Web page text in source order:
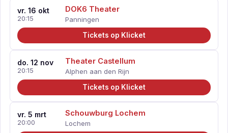
vr. 16 okt
20:15
DOK6 Theater
Panningen
Tickets op Klicket
do. 12 nov
20:15
Theater Castellum
Alphen aan den Rijn
Tickets op Klicket
vr. 5 mrt
20:00
Schouwburg Lochem
Lochem